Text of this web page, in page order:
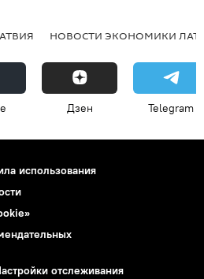
НОВОСТИ ЭКОНОМИКИ
Дзен Telegram
использования
отслеживания